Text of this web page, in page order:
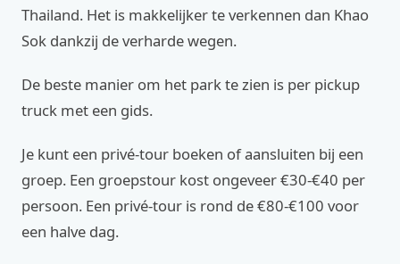
Thailand. Het is makkelijker te verkennen dan Khao
Sok dankzij de verharde wegen.
De beste manier om het park te zien is per pickup
truck met een gids.
Je kunt een privé-tour boeken of aansluiten bij een
groep. Een groepstour kost ongeveer €30-€40 per
persoon. Een privé-tour is rond de €80-€100 voor
een halve dag.